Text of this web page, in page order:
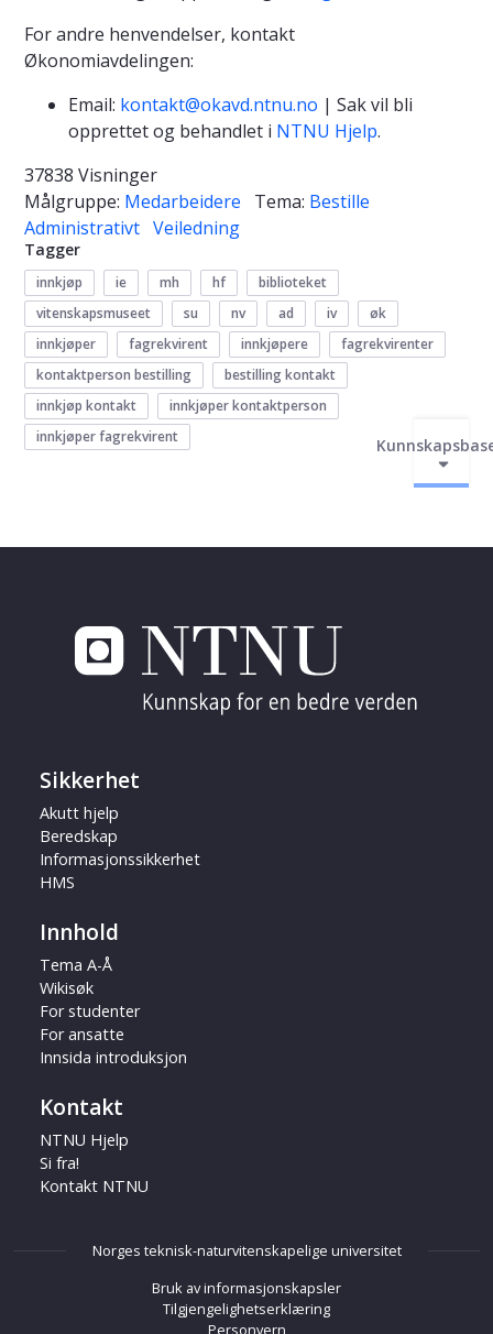
For andre henvendelser, kontakt
Økonomiavdelingen:
Email: kontakt@okavd.ntnu.no | Sak vil bli
opprettet og behandlet i NTNU Hjelp.
37838 Visninger
Målgruppe: Medarbeidere Tema: Bestille
Administrativt Veiledning
Tagger
innkjøp ie mh hf
biblioteket
vitenskapsmuseet
su nv ad iv
øk
innkjøper
fagrekvirent innkjøpere
fagrekvirenter
kontaktperson bestilling
bestilling kontakt
innkjøp kontakt
innkjøper kontaktperson
innkjøper fagrekvirent
Sikkerhet
Akutt hjelp
Beredskap
Informasjonssikkerhet
HMS
Innhold
Tema A-Å
Wikisøk
For studenter
For ansatte
Innsida introduksjon
Kontakt
NTNU Hjelp
Si fra!
Kontakt NTNU
Norges teknisk-naturvitenskapelige universitet
Bruk av informasjonskapsler
Tilgjengelighetserklæring
Personvern